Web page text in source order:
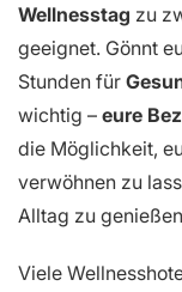
Wellnesstag zu
geeignet. Gönnt
Stunden für
wichtig – eure
die Möglichkeit,
verwöhnen zu
Alltag zu
Viele